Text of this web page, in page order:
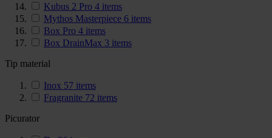
Kubus 2 Pro 4 items
Mythos Masterpiece 6 items
Box Pro 4 items
Box DrainMax 3 items
Tip material
Inox 57 items
Fragranite 72 items
Picurator